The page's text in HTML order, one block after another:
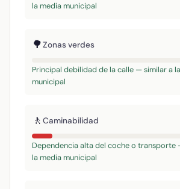
la media municipal
🌳Zonas verdes
Principal debilidad de la calle — similar a
municipal
🚶 Caminabilidad
Dependencia alta del coche o
la media municipal